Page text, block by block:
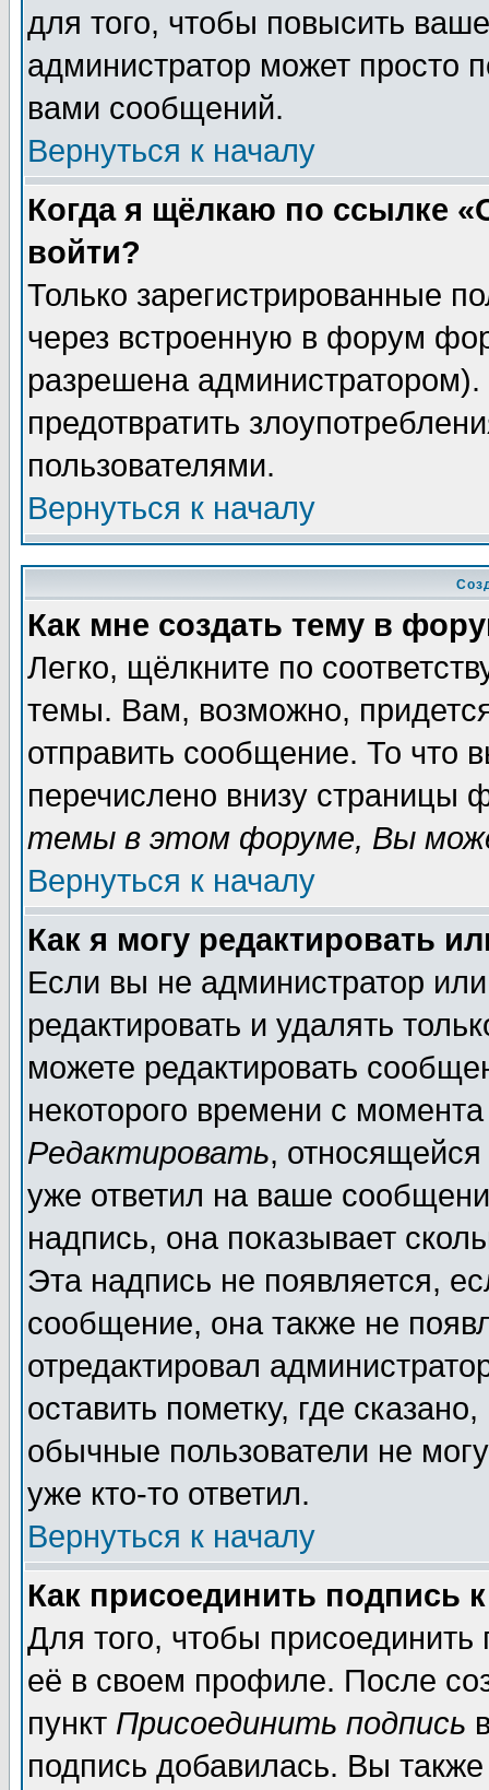
для того, чтобы повысить
администратор может просто
вами сообщений.
Вернуться к началу
Когда я щёлкаю по ссылке
войти?
Только зарегистрированные
через встроенную в форум
разрешена
предотвратить
пользователями.
Вернуться к началу
Как мне создать тему в
Легко, щёлкните по
темы. Вам, возможно,
отправить сообщение. То что
перечислено внизу страницы
темы в этом форуме, Вы
Вернуться к началу
Как я могу редактировать
Если вы не администратор
редактировать и удалять
можете редактировать
некоторого времени с
Редактировать,
уже ответил на ваше
надпись, она показывает
Эта надпись не появляется,
сообщение, она также не
отредактировал
оставить пометку, где
обычные пользователи не
уже кто-то ответил.
Вернуться к началу
Как присоединить подпись
Для того, чтобы
её в своем профиле. После
пункт Присоединить подпись
подпись добавилась. Вы